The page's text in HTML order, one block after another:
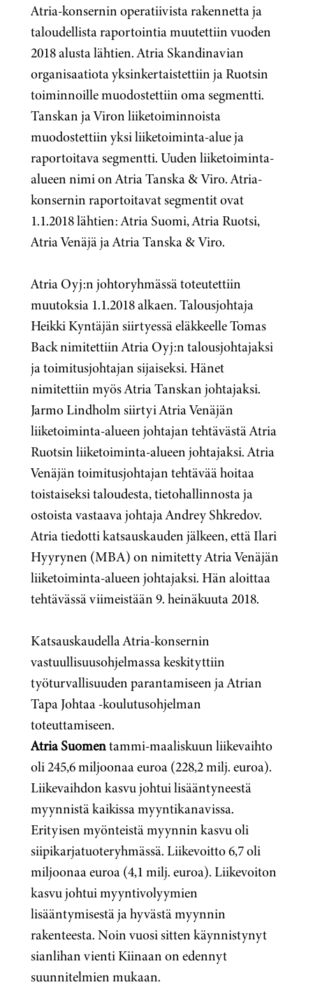
Atria-konsernin operatiivista rakennetta ja
taloudellista raportointia muutettiin vuoden
2018 alusta lähtien. Atria Skandinavian
organisaatiota yksinkertaistettiin ja Ruotsin
toiminnoille muodostettiin oma segmentti.
Tanskan ja Viron liiketoiminnoista
muodostettiin yksi liiketoiminta-alue ja
raportoitava segmentti. Uuden liiketoiminta-
alueen nimi on Atria Tanska & Viro. Atria-
konsernin raportoitavat segmentit ovat
1.1.2018 lähtien: Atria Suomi, Atria Ruotsi,
Atria Venäjä ja Atria Tanska & Viro.
Atria Oyj:n johtoryhmässä toteutettiin
muutoksia 1.1.2018 alkaen. Talousjohtaja
Heikki Kyntäjän siirtyessä eläkkeelle Tomas
Back nimitettiin Atria Oyj:n talousjohtajaksi
ja toimitusjohtajan sijaiseksi. Hänet
nimitettiin myös Atria Tanskan johtajaksi.
Jarmo Lindholm siirtyi Atria Venäjän
liiketoiminta-alueen johtajan tehtävästä Atria
Ruotsin liiketoiminta-alueen johtajaksi. Atria
Venäjän toimitusjohtajan tehtävää hoitaa
toistaiseksi taloudesta, tietohallinnosta ja
ostoista vastaava johtaja Andrey Shkredov.
Atria tiedotti katsauskauden jälkeen, että Ilari
Hyyrynen (MBA) on nimitetty Atria Venäjän
liiketoiminta-alueen johtajaksi. Hän aloittaa
tehtävässä viimeistään 9. heinäkuuta 2018.
Katsauskaudella Atria-konsernin
vastuullisuusohjelmassa keskityttiin
työturvallisuuden parantamiseen ja Atrian
Tapa Johtaa -koulutusohjelman
toteuttamiseen.
Atria Suomentammi-maaliskuun liikevaihto
oli 245,6 miljoonaa euroa (228,2 milj. euroa).
Liikevaihdon kasvu johtui lisääntyneestä
myynnistä kaikissa myyntikanavissa.
Erityisen myönteistä myynnin kasvu oli
siipikarjatuoteryhmässä. Liikevoitto 6,7 oli
miljoonaa euroa (4,1 milj. euroa). Liikevoiton
kasvu johtui myyntivolyymien
lisääntymisestä ja hyvästä myynnin
rakenteesta. Noin vuosi sitten käynnistynyt
sianlihan vienti Kiinaan on edennyt
suunnitelmien mukaan.